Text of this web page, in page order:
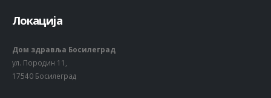
Локација
Дом здравља Босилеград
ул. Породин 11,
17540 Босилеград